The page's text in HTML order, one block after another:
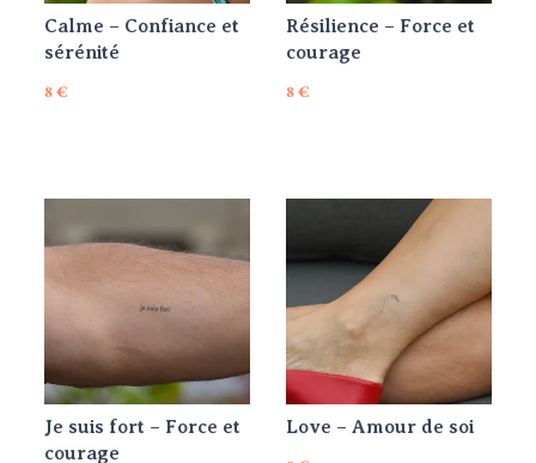
Calme – Confiance et
sérénité
8€
Résilience – Force et
courage
8€
Je suis fort – Force et
courage
Love – Amour de soi